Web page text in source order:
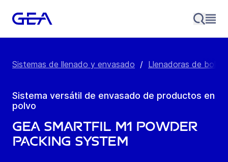
Sistemas de llenado y envasado / Llenadoras de
Sistema versátil de envasado de productos en
polvo
GEA SmartFil M1 Powder
packing system